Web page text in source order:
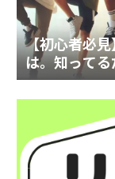
【初心者必
は。知って